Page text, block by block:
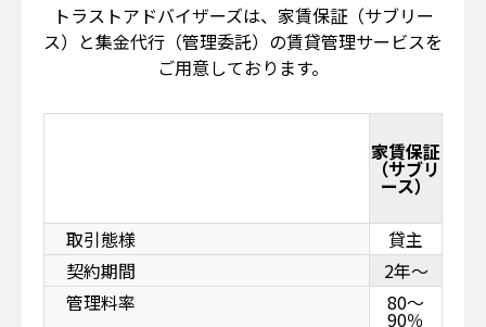
トラストアドバイザーズは、家賃保証（サブリー
ス）と集金代行（管理委託）の賃貸管理サービスを
ご用意しております。
家賃保証
（サブリ
ース）
取引態様
貸主
契約期間
2年～
管理料率
80～
90％